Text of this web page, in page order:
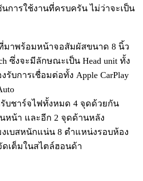
การใช้งานที่ครบครัน ไม่ว่าจะเป็น
มาพร้อมหน้าจอสัมผัสขนาด 8 นิ้ว
ซึ่งจะมีลักษณะเป็น Head unit ทั้ง
รับการเชื่อมต่อทั้ง Apple CarPlay
รับชาร์จไฟทั้งหมด 4 จุดด้วยกัน
หน้า และอีก 2 จุดด้านหลัง
งเบสหนักแน่น 8 ตำแหน่งรอบห้อง
เต็มในสไตล์ฮอนด้า